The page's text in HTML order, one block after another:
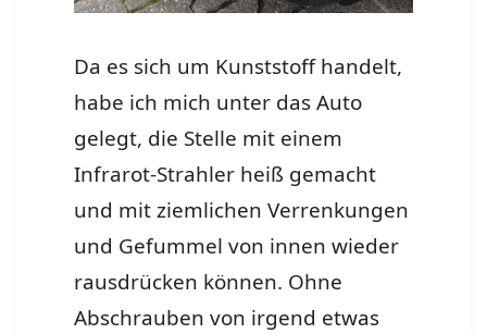
Da es sich um Kunststoff handelt,
habe ich mich unter das Auto
gelegt, die Stelle mit einem
Infrarot-Strahler heiß gemacht
und mit ziemlichen Verrenkungen
und Gefummel von innen wieder
rausdrücken können. Ohne
Abschrauben von irgend etwas